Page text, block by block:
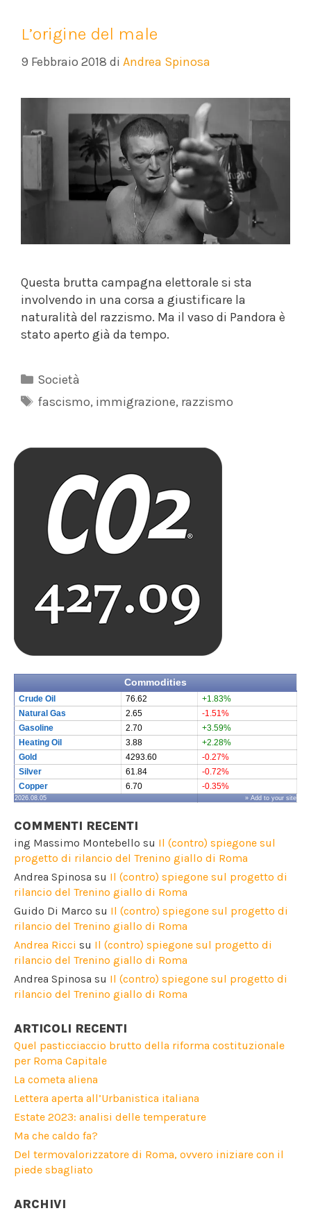
L’origine del male
9 Febbraio 2018 di Andrea Spinosa
Questa brutta campagna elettorale si sta
involvendo in una corsa a giustificare la
naturalità del razzismo. Ma il vaso di Pandora è
stato aperto già da tempo.
Categorie
Società
Tag
fascismo, immigrazione, razzismo
Commodities
Crude Oil 76.62
+1.83%
Natural Gas
2.65
-1.51%
Gasoline
2.70
+3.59%
Heating Oil
3.88
+2.28%
Gold
4293.60
-0.27%
Silver
61.84
-0.72%
Copper
6.70 -0.35%
2026.08.05 » Add to your site
COMMENTI RECENTI
ing Massimo Montebello su Il (contro) spiegone sul
progetto di rilancio del Trenino giallo di Roma
Andrea Spinosa su Il (contro) spiegone sul progetto di
rilancio del Trenino giallo di Roma
Guido Di Marco su Il (contro) spiegone sul progetto di
rilancio del Trenino giallo di Roma
Andrea Ricci su Il (contro) spiegone sul progetto di
rilancio del Trenino giallo di Roma
Andrea Spinosa su Il (contro) spiegone sul progetto di
rilancio del Trenino giallo di Roma
ARTICOLI RECENTI
Quel pasticciaccio brutto della riforma costituzionale
per Roma Capitale
La cometa aliena
Lettera aperta all’Urbanistica italiana
Estate 2023: analisi delle temperature
Ma che caldo fa?
Del termovalorizzatore di Roma, ovvero iniziare con il
piede sbagliato
ARCHIVI